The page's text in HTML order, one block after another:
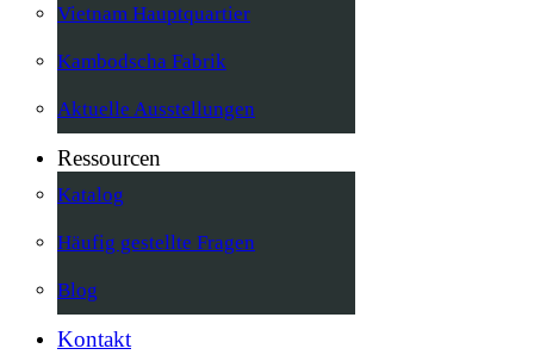
Vietnam Hauptquartier
Kambodscha Fabrik
Aktuelle Ausstellungen
Ressourcen
Katalog
Häufig gestellte Fragen
Blog
Kontakt